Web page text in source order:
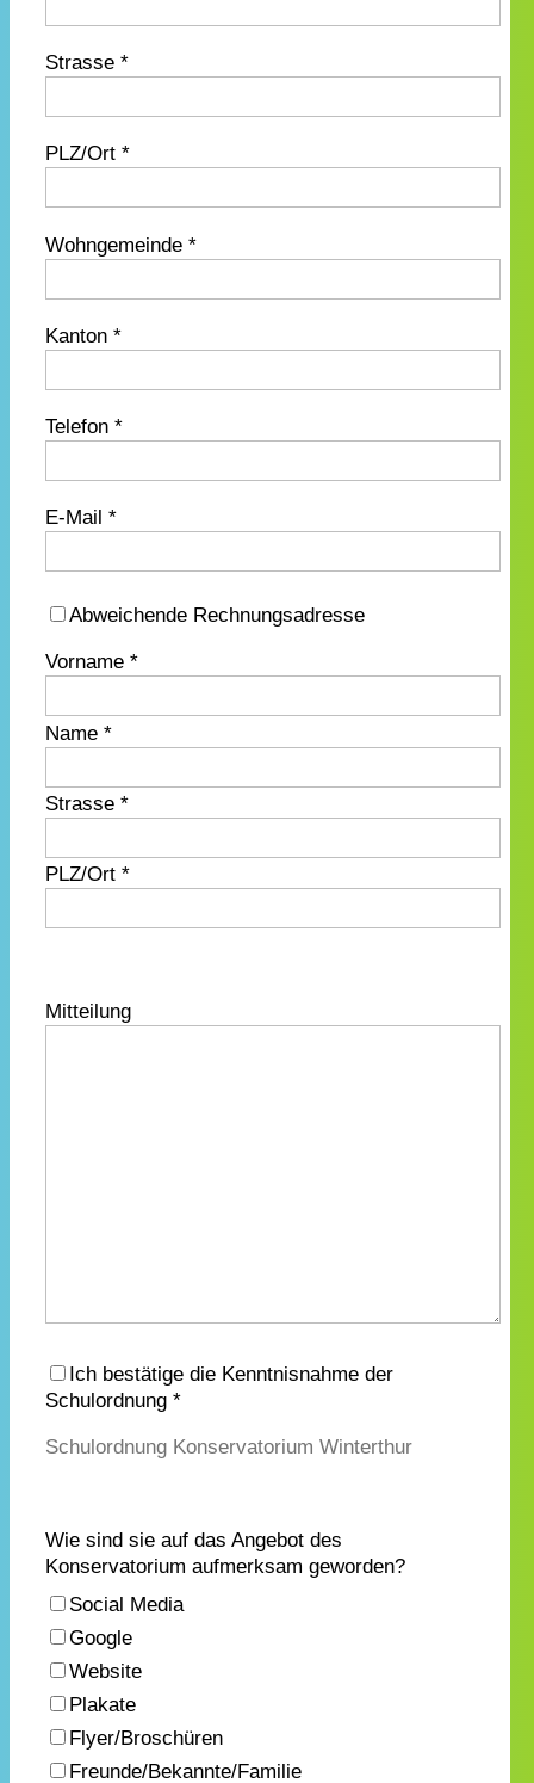
Strasse *
PLZ/Ort *
Wohngemeinde *
Kanton *
Telefon *
E-Mail *
Abweichende Rechnungsadresse
Vorname *
Name *
Strasse *
PLZ/Ort *
Mitteilung
Ich bestätige die Kenntnisnahme der
Schulordnung *
Schulordnung Konservatorium Winterthur
Wie sind sie auf das Angebot des
Konservatorium aufmerksam geworden?
Social Media
Google
Website
Plakate
Flyer/Broschüren
Freunde/Bekannte/Familie